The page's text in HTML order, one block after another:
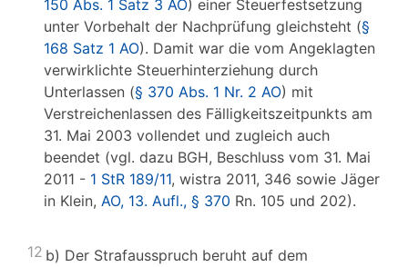
150 Abs. 1 Satz 3 AO) einer Steuerfestsetzung
unter Vorbehalt der Nachprüfung gleichsteht (§
168 Satz 1 AO). Damit war die vom Angeklagten
verwirklichte Steuerhinterziehung durch
Unterlassen (§ 370 Abs. 1 Nr. 2 AO) mit
Verstreichenlassen des Fälligkeitszeitpunkts am
31. Mai 2003 vollendet und zugleich auch
beendet (vgl. dazu BGH, Beschluss vom 31. Mai
2011 - 1 StR 189/11, wistra 2011, 346 sowie Jäger
in Klein, AO, 13. Aufl., § 370 Rn. 105 und 202).
12 b) Der Strafausspruch beruht auf dem